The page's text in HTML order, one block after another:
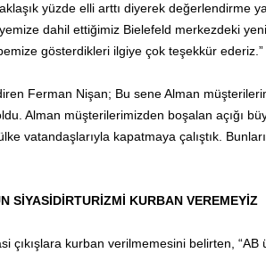
yüzde elli arttı diyerek değerlendirme
dahil ettiğimiz Bielefeld merkezdeki
gösterdikleri ilgiye çok teşekkür ederiz.”
Ferman Nişan; Bu sene Alman
Alman müşterilerimizden boşalan açığı
vatandaşlarıyla kapatmaya çalıştık.
SİYASİDİRTURİZMİ KURBAN VEREMEYİZ
çıkışlara kurban verilmemesini belirten,